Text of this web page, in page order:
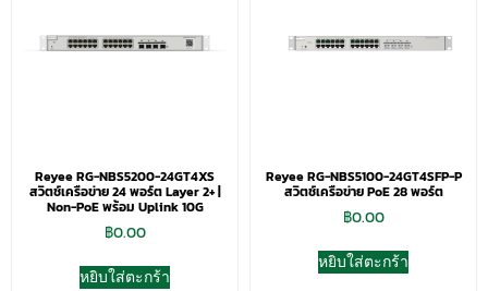
Reyee RG-NBS5200-24GT4XS
สวิตช์เครือข่าย 24 พอร์ต Layer 2+ |
Non-PoE พร้อม Uplink 10G
฿0.00
หยิบใส่ตะกร้า
Reyee RG-NBS5100-24GT4SFP-P
สวิตช์เครือข่าย PoE 28 พอร์ต
฿0.00
หยิบใส่ตะกร้า